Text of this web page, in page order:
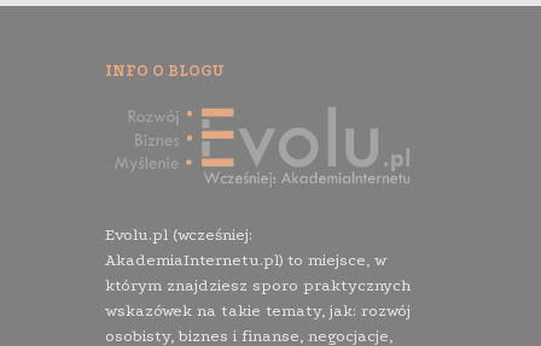
INFO O BLOGU
Evolu.pl (wcześniej:
AkademiaInternetu.pl) to miejsce, w
którym znajdziesz sporo praktycznych
wskazówek na takie tematy, jak: rozwój
osobisty, biznes i finanse, negocjacje,